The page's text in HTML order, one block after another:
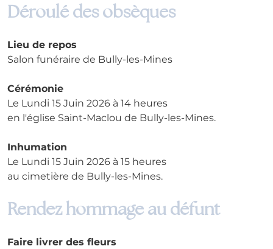
Déroulé des obsèques
Lieu de repos
Salon funéraire de Bully-les-Mines
Cérémonie
Le Lundi 15 Juin 2026 à 14 heures
en l'église Saint-Maclou de Bully-les-Mines.
Inhumation
Le Lundi 15 Juin 2026 à 15 heures
au cimetière de Bully-les-Mines.
Rendez hommage au défunt
Faire livrer des fleurs